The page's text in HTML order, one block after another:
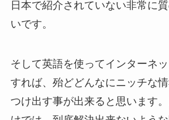
日本で紹介されていない非常に
いです。
そして英語を使ってインターネ
すれば、殆どどんなにニッチな
つけ出す事が出来ると思います